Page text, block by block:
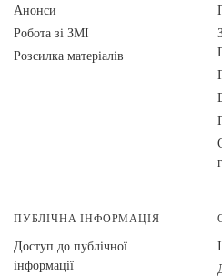
Анонси
Робота зі ЗМІ
Розсилка матеріалів
ПУБЛІЧНА ІНФОРМАЦІЯ
Доступ до публічної
інформації